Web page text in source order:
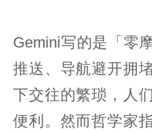
Gemini写的是「零
推送、导航避开拥
下交往的繁琐，人
便利。然而哲学家